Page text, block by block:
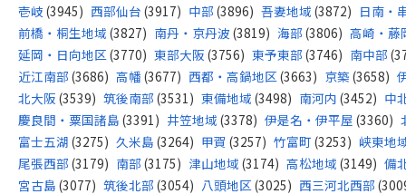
壱岐 (3945) 西部仙台 (3917) 中部 (3896) 吾妻地域 (3872) 日南・
前橋・桐生地域 (3827) 南丹・京丹波 (3819) 海部 (3806) 高崎・藤
延岡・日向地区 (3770) 東部大阪 (3756) 東予東部 (3746) 南中部
近江南部 (3686) 高幡(3677) 西都・高鍋地区 (3663) 京築 (3658)
北大阪 (3539) 筑後南部 (3531) 東備地域 (3498) 南河内 (3452) 中
慶良間・粟国諸島 (3391) 井笠地域 (3378) 伊是名・伊平屋 (3360)
富士五湖 (3275) 久米島 (3264) 甲賀 (3257) 竹富町 (3253) 峡東地
尾張西部 (3179) 南部 (3175) 津山地域 (3174) 高松地域 (3149) 備
宮古島 (3077) 筑後北部 (3054) 八頭地区 (3025) 西三河北西部